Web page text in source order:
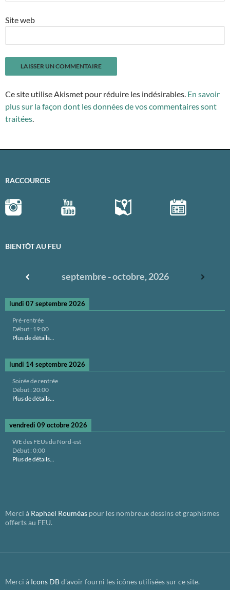
Site web
Ce site utilise Akismet pour réduire les indésirables. En savoir
plus sur la façon dont les données de vos commentaires sont
traitées.
RACCOURCIS
BIENTÔT AU FEU
septembre - octobre, 2026
lundi 07 septembre 2026
Pré-rentrée
Début : 19:00
Plus de détails...
lundi 14 septembre 2026
Soirée de rentrée
Début : 20:00
Plus de détails...
vendredi 09 octobre 2026
WE des FEUs du Nord-est
Début : 0:00
Plus de détails...
Merci à Raphaël Rouméas pour les nombreux dessins et graphismes
offerts au FEU.
Merci à Icons DBd'avoir fourni les icônes utilisées sur ce site.